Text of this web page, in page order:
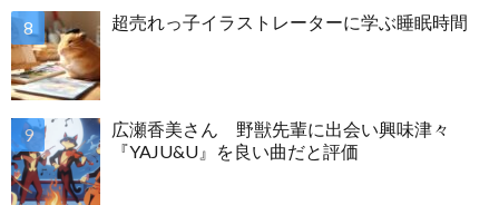
超売れっ子イラストレーターに学ぶ睡眠時間
広瀬香美さん 野獣先輩に出会い興味津々
『YAJU&U』を良い曲だと評価